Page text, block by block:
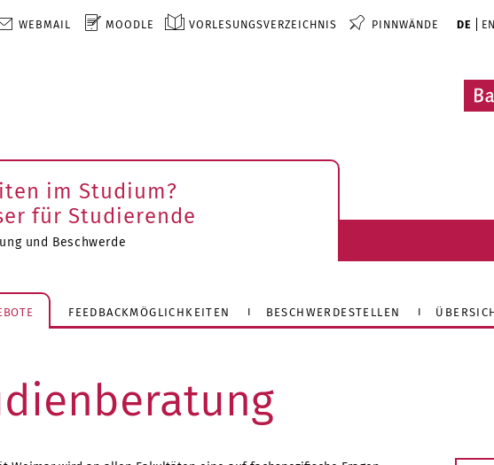
WEBMAIL MOODLE VORLESUNGSVERZEICHNIS PINNWÄNDE DE EN
im Studium?
für Studierende
und Beschwerde
FEEDBACKMÖGLICHKEITEN BESCHWERDESTELLEN